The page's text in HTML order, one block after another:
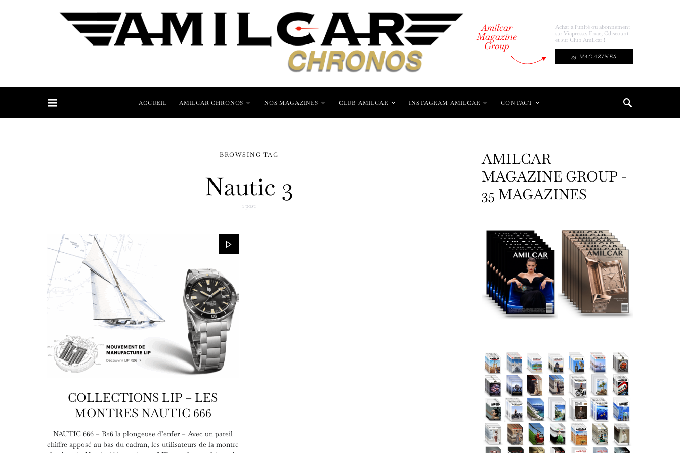
Amilcar
Magazine
Group
Achat à l'unité ou abonnement
sur Viapresse, Fnac, Cdiscount
et sur Club Amilcar !
35 MAGAZINES
ACCUEIL AMILCAR CHRONOS NOS MAGAZINES CLUB AMILCAR INSTAGRAM AMILCAR CONTACT
BROWSING TAG
Nautic 3
1 post
COLLECTIONS LIP – LES
MONTRES NAUTIC 666
NAUTIC 666 – R26 la plongeuse d’enfer – Avec un pareil
chiffre apposé au bas du cadran, les utilisateurs de la montre
AMILCAR
MAGAZINE GROUP -
35 MAGAZINES